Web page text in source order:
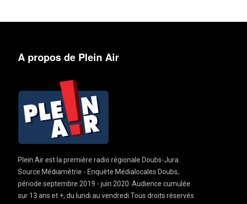
A propos de Plein Air
Plein Air est la première radio régionale Doubs-Jura.
Source Médiamétrie - Enquête Médialocales Doubs,
période septembre 2019 - juin 2020. Audience cumulée
sur 13 ans et +, du lundi au vendredi.Tous droits réservés